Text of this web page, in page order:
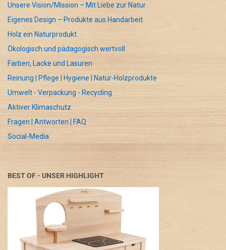
Unsere Vision/Mission – Mit Liebe zur Natur
Eigenes Design – Produkte aus Handarbeit
Holz ein Naturprodukt
Ökologisch und pädagogisch wertvoll
Farben, Lacke und Lasuren
Reinung | Pflege | Hygiene | Natur-Holzprodukte
Umwelt - Verpackung - Recycling
Aktiver Klimaschutz
Fragen | Antworten | FAQ
Social-Media
BEST OF - UNSER HIGHLIGHT